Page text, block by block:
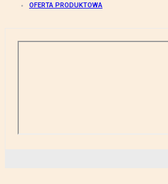
OFERTA PRODUKTOWA